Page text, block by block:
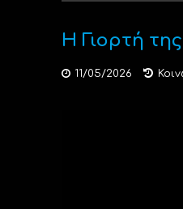
Η Γιορτή
11/05/2026